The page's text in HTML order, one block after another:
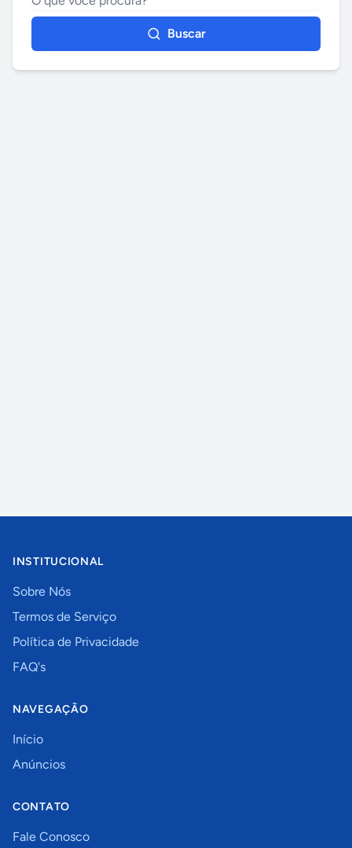
Buscar
INSTITUCIONAL
Sobre Nós
Termos de Serviço
Política de Privacidade
FAQ's
NAVEGAÇÃO
Início
Anúncios
CONTATO
Fale Conosco